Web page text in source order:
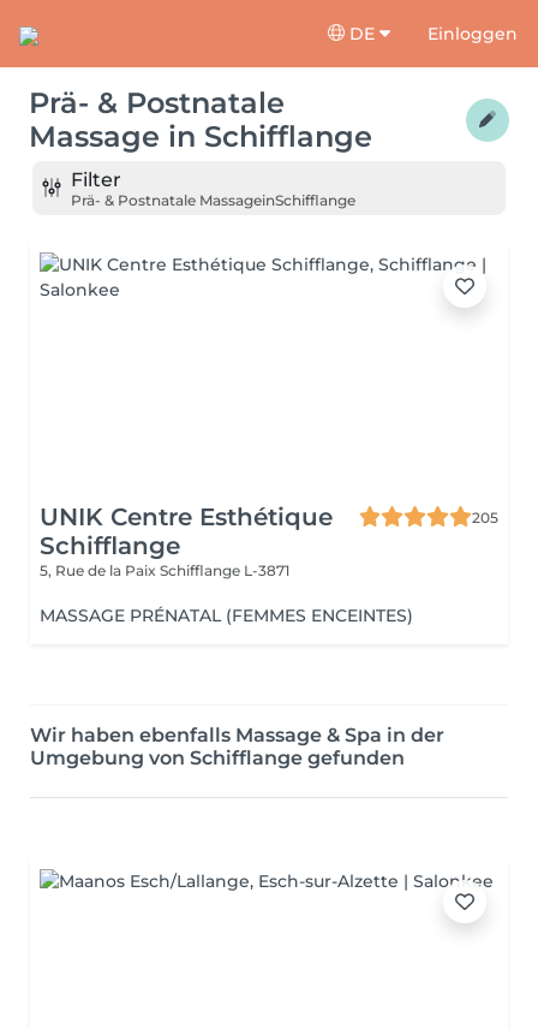
DE Einloggen
Prä- & Postnatale
Massage in Schifflange
Filter
Prä- & Postnatale MassageinSchifflange
UNIK Centre Esthétique
Schifflange
205
5, Rue de la Paix Schifflange L-3871
MASSAGE PRÉNATAL (FEMMES ENCEINTES)
Wir haben ebenfalls Massage & Spa in der
Umgebung von Schifflange gefunden